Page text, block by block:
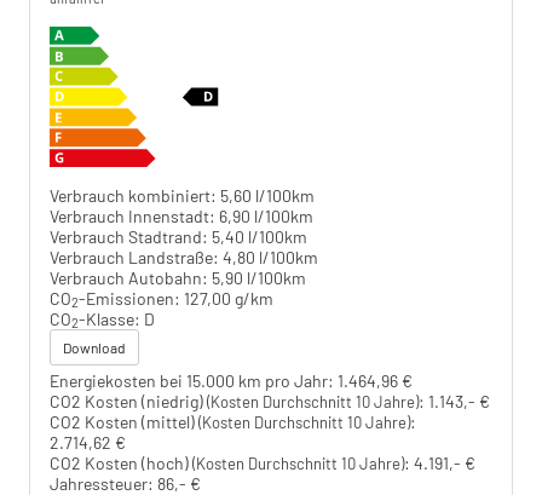
Verbrauch kombiniert: 5,60 l/100km
Verbrauch Innenstadt: 6,90 l/100km
Verbrauch Stadtrand: 5,40 l/100km
Verbrauch Landstraße: 4,80 l/100km
Verbrauch Autobahn: 5,90 l/100km
CO2-Emissionen: 127,00 g/km
CO2-Klasse: D
Download
Energiekosten bei 15.000 km pro Jahr: 1.464,96 €
CO2 Kosten (niedrig)(Kosten Durchschnitt 10 Jahre): 1.143,- €
CO2 Kosten (mittel)(Kosten Durchschnitt 10 Jahre):
2.714,62 €
CO2 Kosten (hoch)(Kosten Durchschnitt 10 Jahre): 4.191,- €
Jahressteuer: 86,- €